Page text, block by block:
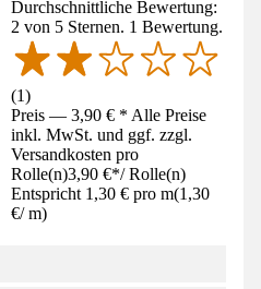
Durchschnittliche Bewertung:
2 von 5 Sternen. 1 Bewertung.
(1)
Preis — 3,90 € * Alle Preise
inkl. MwSt. und ggf. zzgl.
Versandkosten pro
Rolle(n)3,90 €*/ Rolle(n)
Entspricht 1,30 € pro m(1,30
€/ m)